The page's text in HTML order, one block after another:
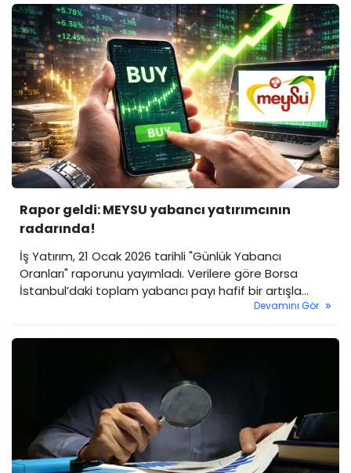
Rapor geldi: MEYSU yabancı yatırımcının
radarında!
İş Yatırım, 21 Ocak 2026 tarihli "Günlük Yabancı
Oranları" raporunu yayımladı. Verilere göre Borsa
İstanbul’daki toplam yabancı payı hafif bir artışla
yüzde 37 seviyesine yükselirken, bazı hisselerdeki 10
günlük kesintisiz yabancı girişi dikkat çekti.
Devamını Gör